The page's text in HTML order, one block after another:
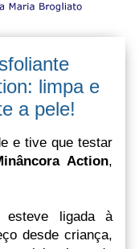
limpa e
a pele!
e tive que testar
Action,
esteve ligada à
desde criança,